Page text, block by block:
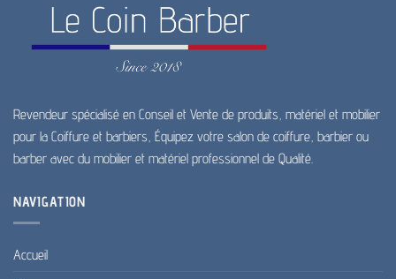
Revendeur spécialisé en Conseil et Vente de produits, matériel et mobilier
pour la Coiffure et barbiers, Équipez votre salon de coiffure, barbier ou
barber avec du mobilier et matériel professionnel de Qualité.
NAVIGATION
Accueil